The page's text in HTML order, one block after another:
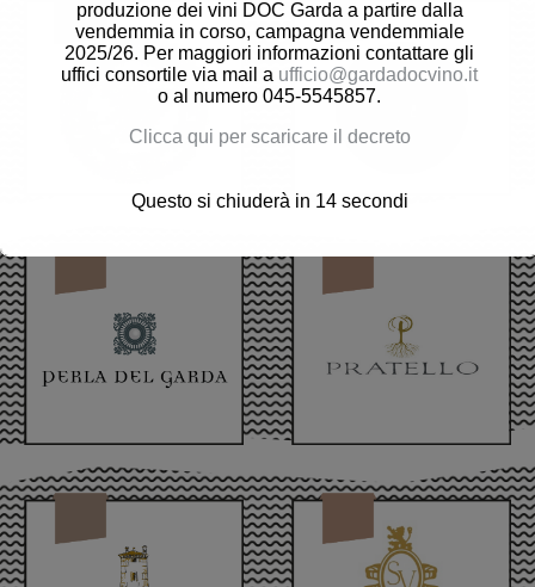
produzione dei vini DOC Garda a partire dalla
vendemmia in corso, campagna vendemmiale
2025/26. Per maggiori informazioni contattare gli
uffici consortile via mail a ufficio@gardadocvino.it
o al numero 045-5545857.
Clicca qui per scaricare il decreto
Questo si chiuderà in 13secondi